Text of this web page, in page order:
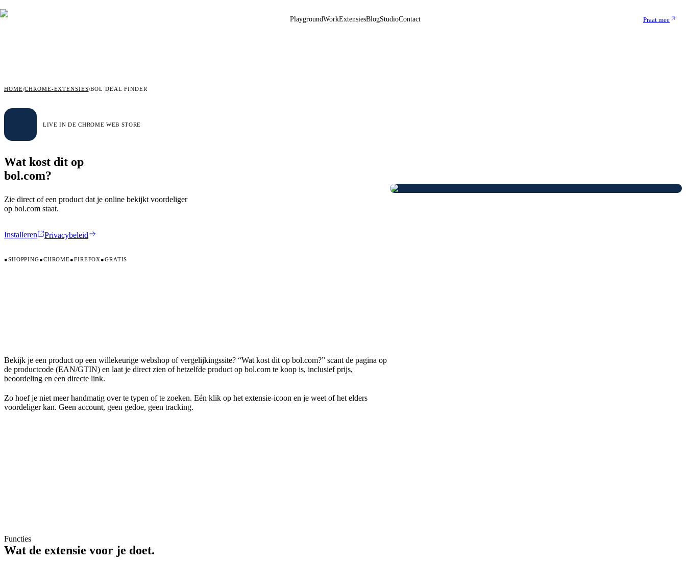
PlaygroundWorkExtensiesBlogStudioContact Praat mee
HOME/CHROME-EXTENSIES/BOL DEAL FINDER
LIVE IN DE CHROME WEB STORE
Wat kost dit op
bol.com?
Zie direct of een product dat je online bekijkt voordeliger
op bol.com staat.
Installeren Privacybeleid
●SHOPPING●CHROME●FIREFOX●GRATIS
Bekijk je een product op een willekeurige webshop of vergelijkingssite? “Wat kost dit op bol.com?” scant de pagina op
de productcode (EAN/GTIN) en laat je direct zien of hetzelfde product op bol.com te koop is, inclusief prijs,
beoordeling en een directe link.
Zo hoef je niet meer handmatig over te typen of te zoeken. Eén klik op het extensie-icoon en je weet of het elders
voordeliger kan. Geen account, geen gedoe, geen tracking.
Functies
Wat de extensie voor je doet.